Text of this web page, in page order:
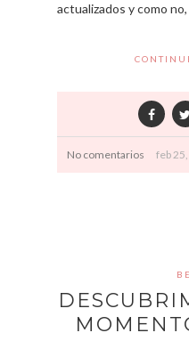
actualizados y como
No comentarios feb25,